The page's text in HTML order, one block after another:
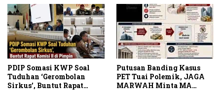
PDIP Somasi KWP Soal
Tuduhan ‘Gerombolan
Sirkus’, Buntut Rapat
Putusan Banding Kasus
PET Tuai Polemik, JAGA
MARWAH Minta MA